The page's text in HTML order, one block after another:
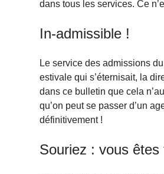
dans tous les services. Ce
In-admissible !
Le service des admissions
estivale qui s’éternisait, la
dans ce bulletin que cela
qu’on peut se passer d’un
définitivement !
Souriez : vous êtes